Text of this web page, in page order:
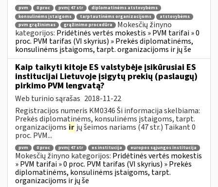
pvm 0 proc pvmį 47 str
diplomatinėms atstovybėms
konsulinėms įstaigoms
tarptautinėms organizacijoms
atstovybėms
pvm grąžinimas
grąžinimo procedūra
Mokesčių žinyno
kategorijos: Pridėtinės vertės mokestis » PVM tarifai » 0
proc. PVM tarifas (VI skyrius) » Prekės diplomatinėms,
konsulinėms įstaigoms, tarpt. organizacijoms ir jų še
Kaip taikyti kitoje ES valstybėje įsikūrusiai ES
institucijai Lietuvoje įsigytų prekių (paslaugų)
pirkimo PVM lengvatą?
Web turinio sąrašas 2018-11-22
Registracijos numeris KM0346 Ši informacija skelbiama:
Prekės diplomatinėms, konsulinėms įstaigoms, tarpt.
organizacijoms ir jų šeimos nariams (47 str.) Taikant 0
proc. PVM...
pvm 0 proc pvmį 47 str es institucija europos sąjungos institucija
Mokesčių žinyno kategorijos: Pridėtinės vertės mokestis
» PVM tarifai » 0 proc. PVM tarifas (VI skyrius) » Prekės
diplomatinėms, konsulinėms įstaigoms, tarpt.
organizacijoms ir jų še